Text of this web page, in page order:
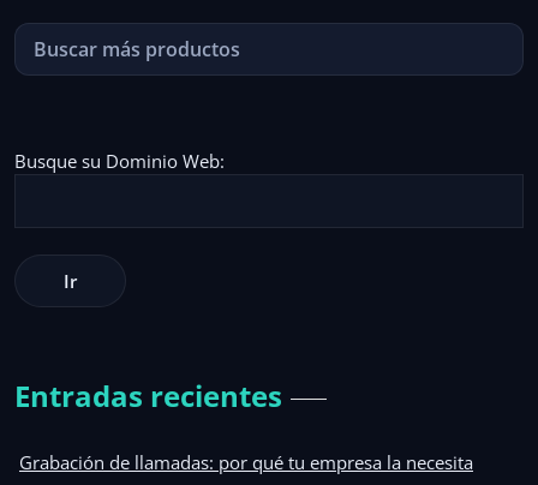
Busque su Dominio Web:
Entradas recientes
Grabación de llamadas: por qué tu empresa la necesita